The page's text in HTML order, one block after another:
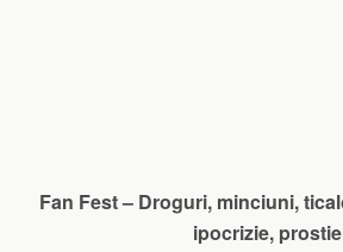
Fan Fest – Droguri, minciuni,
ipocrizie, prostie